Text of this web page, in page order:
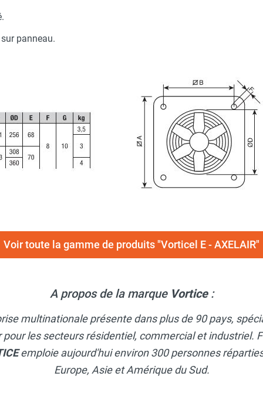
panneau.
Voir toute la gamme de produits "Vorticel E - AXELAIR"
A propos de la marque Vortice:
multinationale présente dans plus de 90 pays,
les secteurs résidentiel, commercial et industriel.
emploie aujourd'hui environ 300 personnes
Europe, Asie et Amérique du Sud.